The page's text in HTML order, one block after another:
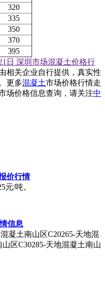
320
335
350
370
395
21日 深圳市场混凝土价格行
相关企业自行提供，真实性
更多混凝土市场价格行情走
场价格信息查询，请关注中
价行情
元/吨。
信息
凝土南山区C20265-天地混
区C30285-天地混凝土南山